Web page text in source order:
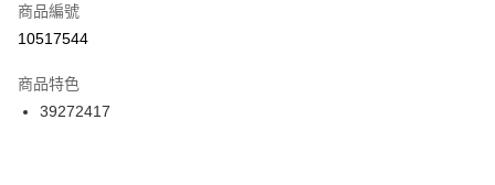
【「AFTEE先享後付」結帳流程】
１．於結帳方式選擇「AFTEE先享後付」後，將跳轉至「AFTEE先享後付」
２．訂單成立數日內，您將收到繳費通知簡訊。
３．收到繳費通知簡訊後14天內，點擊此簡訊中的連結，可透過四大超商／
ATM／網路銀行／等多元方式進行付款，方視為交易完成。
宅配
每筆NT$100，滿NT$1,500(含以上)免運費
付款後門市自取
每筆NT$100，滿NT$1,500(含以上)免運費
商品編號
10517544
商品特色
39272417